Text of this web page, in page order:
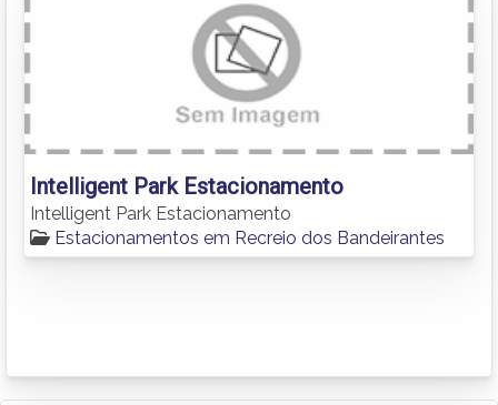
Intelligent Park Estacionamento
Intelligent Park Estacionamento
Estacionamentos em Recreio dos Bandeirantes